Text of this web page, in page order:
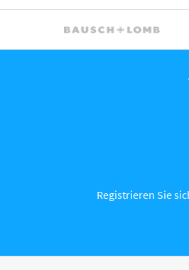
Registrieren Sie